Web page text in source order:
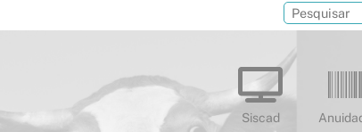
Siscad